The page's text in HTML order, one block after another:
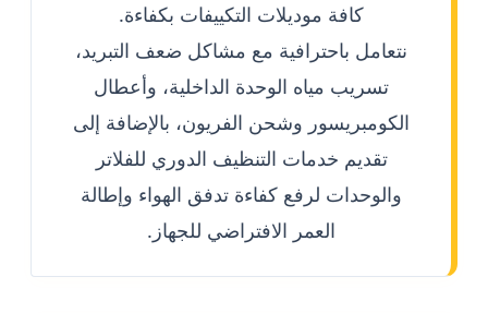
كافة موديلات التكييفات بكفاءة.
نتعامل باحترافية مع مشاكل ضعف التبريد،
تسريب مياه الوحدة الداخلية، وأعطال
الكومبريسور وشحن الفريون، بالإضافة إلى
تقديم خدمات التنظيف الدوري للفلاتر
والوحدات لرفع كفاءة تدفق الهواء وإطالة
العمر الافتراضي للجهاز.